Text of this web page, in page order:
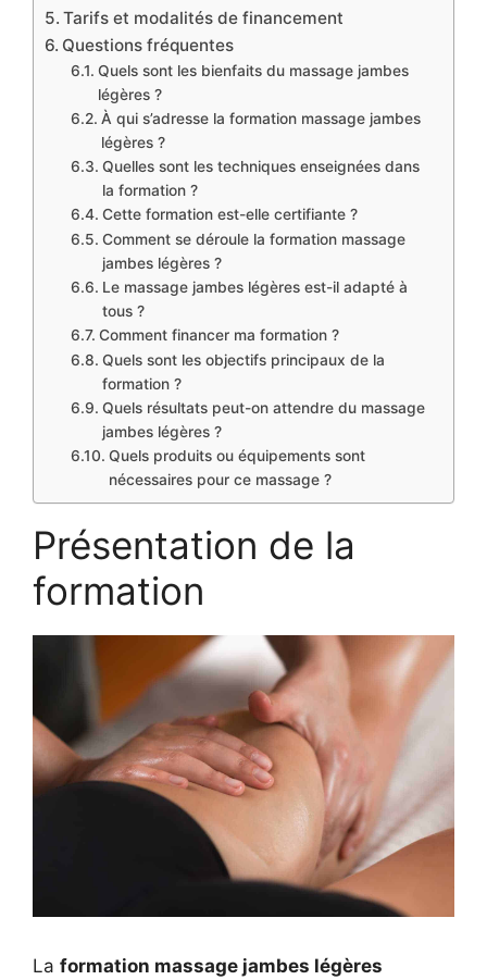
Tarifs et modalités de financement
Questions fréquentes
Quels sont les bienfaits du massage jambes
légères ?
À qui s’adresse la formation massage jambes
légères ?
Quelles sont les techniques enseignées dans
la formation ?
Cette formation est-elle certifiante ?
Comment se déroule la formation massage
jambes légères ?
Le massage jambes légères est-il adapté à
tous ?
Comment financer ma formation ?
Quels sont les objectifs principaux de la
formation ?
Quels résultats peut-on attendre du massage
jambes légères ?
Quels produits ou équipements sont
nécessaires pour ce massage ?
Présentation de la
formation
La formation massage jambes légères